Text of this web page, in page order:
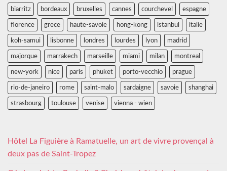
biarritz bordeaux bruxelles cannes courchevel espagne
florence grece haute-savoie hong-kong istanbul italie
koh-samui lisbonne londres lourdes lyon madrid
majorque marrakech marseille miami milan montreal
new-york nice paris phuket porto-vecchio prague
rio-de-janeiro rome saint-malo sardaigne savoie shanghai
strasbourg toulouse venise vienna - wien
Hôtel La Figuière à Ramatuelle, un art de vivre provençal à
deux pas de Saint-Tropez